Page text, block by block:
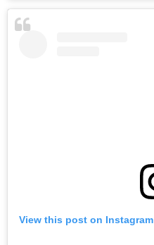
View this post on Instagram